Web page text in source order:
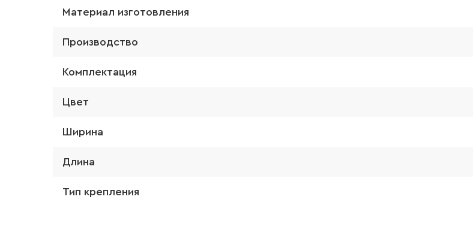
Материал изготовления
Производство
Комплектация
Цвет
Ширина
Длина
Тип крепления